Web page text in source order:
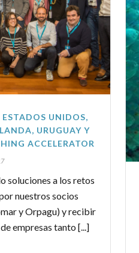
UNIDOS,
URUGUAY Y
ACCELERATOR
soluciones a los retos
nuestros socios
y Orpagu) y recibir
empresas tanto [...]